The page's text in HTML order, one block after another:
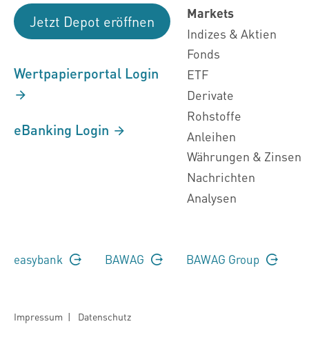
Jetzt Depot eröffnen
Wertpapierportal Login
eBanking Login
Markets
Indizes & Aktien
Fonds
ETF
Derivate
Rohstoffe
Anleihen
Währungen & Zinsen
Nachrichten
Analysen
easybank BAWAG BAWAG Group
Impressum | Datenschutz